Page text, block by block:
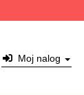
Moj nalog